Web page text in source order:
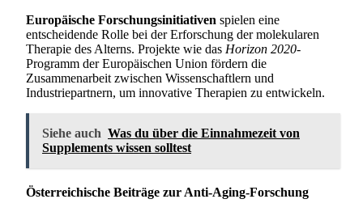
Europäische Forschungsinitiativen spielen eine
entscheidende Rolle bei der Erforschung der molekularen
Therapie des Alterns. Projekte wie das Horizon 2020-
Programm der Europäischen Union fördern die
Zusammenarbeit zwischen Wissenschaftlern und
Industriepartnern, um innovative Therapien zu entwickeln.
Siehe auch Was du über die Einnahmezeit von
Supplements wissen solltest
Österreichische Beiträge zur Anti-Aging-Forschung